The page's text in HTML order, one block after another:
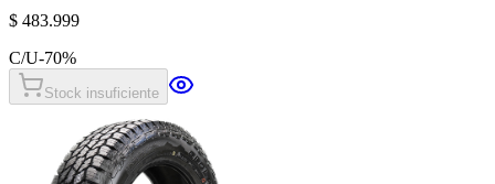
$ 483.999
C/U-70%
Stock insuficiente